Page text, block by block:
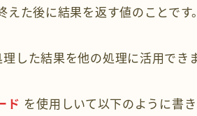
えた後に結果を返す値のことです。
した結果を他の処理に活用できま
ド を使用しいて以下のように書き